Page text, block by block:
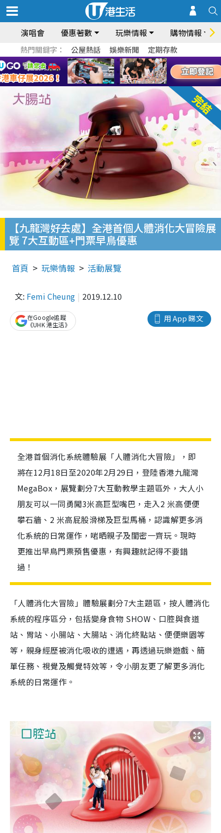
演唱會 優惠著數 玩樂情報 購物情報
熱門關鍵字： 公屋熱話 娛樂新聞 定期存款
【九龍灣好去處】全港首個人體消化大冒險展
覽 7大互動區+門票早鳥優惠
首頁 玩樂情報 活動展覽
文: Femi Cheung 2019.12.10
用 App 睇文
在Google追蹤
《UHK 港生活》
全港首個消化系統體驗展「人體消化大冒險」，即
將在12月18日至2020年2月29日，登陸香港九龍灣
MegaBox，展覽劃分7大互動教學主題區外，大人小
朋友可以一同勇闖3米高巨型嘴巴，走入2 米高便便
攀石牆、2 米高屁股滑梯及巨型馬桶，認識解更多消
化系統的日常運作，啱晒親子及閨密一齊玩。現時
更推出早鳥門票預售優惠，有興趣就記得不要錯
過！
「人體消化大冒險」體驗展劃分7大主題區，按人體消化
系統的程序區分，包括變身食物 SHOW、口腔與食道
站、胃站、小腸站、大腸站、消化終點站、便便樂園等
等，親身經歷被消化吸收的遭遇，再透過玩樂遊戲、簡
單任務、視覺及觸覺特效等，令小朋友更了解更多消化
系統的日常運作。